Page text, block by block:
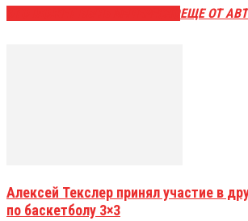
ЕЩЕ ОТ
Алексей Текслер принял участие в
по баскетболу 3×3